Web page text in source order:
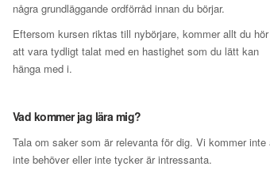
några grundläggande ordförråd innan du börjar.
Eftersom kursen riktas till nybörjare, kommer allt du hör
att vara tydligt talat med en hastighet som du lätt kan
hänga med i.
Vad kommer jag lära mig?
Tala om saker som är relevanta för dig. Vi kommer
inte behöver eller inte tycker är intressanta.